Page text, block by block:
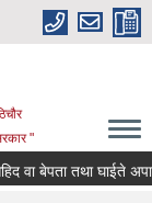
"
वा बेपता तथा घाईते